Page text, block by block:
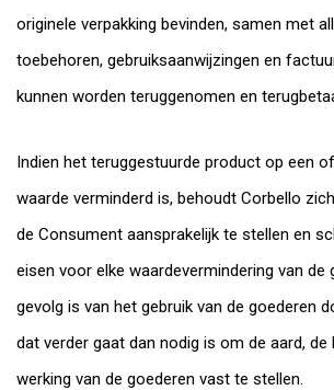
originele verpakking bevinden, samen met
toebehoren, gebruiksaanwijzingen en
kunnen worden teruggenomen en
Indien het teruggestuurde product op een
waarde verminderd is, behoudt Corbello
de Consument aansprakelijk te stellen en
eisen voor elke waardevermindering van de
gevolg is van het gebruik van de goederen
dat verder gaat dan nodig is om de aard, de
werking van de goederen vast te stellen.